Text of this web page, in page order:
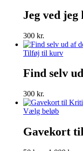
Jeg ved
300 kr.
Tilføj til kurv
Find selv
300 kr.
Vælg beløbDette
har
flere
Gavekort